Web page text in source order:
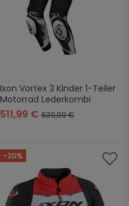
Ixon Vortex 3 Kinder 1-Teiler
Motorrad Lederkombi
511,99 € 639,99 €
-20%